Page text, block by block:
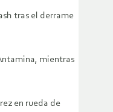
tras el derrame
mientras
en rueda de